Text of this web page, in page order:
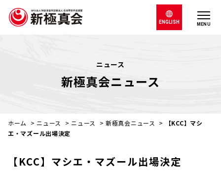
MENU
ENGLISH
ニュース
新極真会ニュース
ホーム > ニュース > ニュース >新極真会ニュース >
【KCC】マシ
エ・マズール出場決定
【KCC】マシエ・マズール出場決定